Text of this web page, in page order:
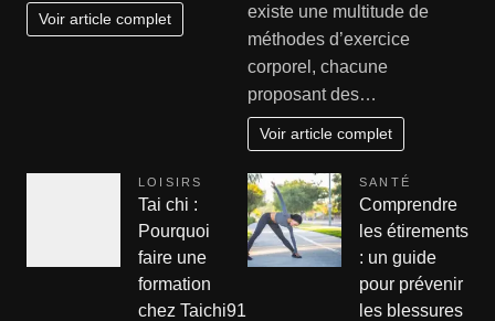
Voir article complet
existe une multitude de
méthodes d’exercice
corporel, chacune
proposant des…
Voir article complet
LOISIRS
Tai chi :
Pourquoi
faire une
formation
chez Taichi91
SANTÉ
Comprendre
les étirements
: un guide
pour prévenir
les blessures